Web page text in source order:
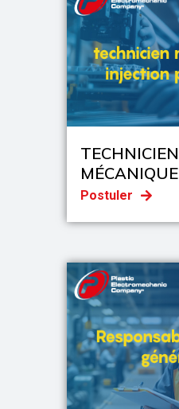
TECHNICIEN
MÉCANIQUE
Postuler